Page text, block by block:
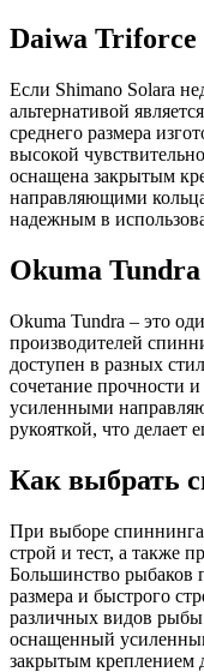
Daiwa Triforce
Если Shimano Solara
альтернативой
среднего размера
высокой
оснащена закрытым
направляющими
надежным в
Okuma Tundra
Okuma Tundra – это
производителей
доступен в разных
сочетание прочности
усиленными
рукояткой, что делает
Как выбрать
При выборе спиннинга
строй и тест, а также
Большинство рыбаков
размера и быстрого
различных видов
оснащенный
закрытым креплением